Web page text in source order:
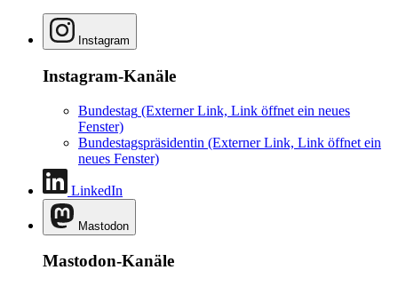
Instagram
Instagram-Kanäle
Bundestag (Externer Link, Link öffnet ein neues
Fenster)
Bundestagspräsidentin (Externer Link, Link öffnet ein
neues Fenster)
LinkedIn
Mastodon
Mastodon-Kanäle